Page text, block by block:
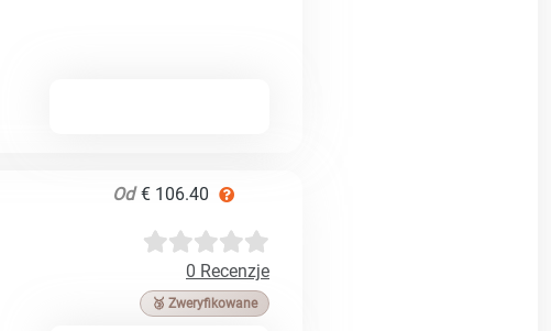
Od€ 106.40
0 Recenzje
🥉 Zweryfikowane